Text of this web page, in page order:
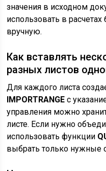
значения в исходном
использовать в
вручную.
Как вставлять
разных листов
Для каждого листа
IMPORTRANGE с
управления можно
листе. Если нужно
использовать функции
выбрать только нужные